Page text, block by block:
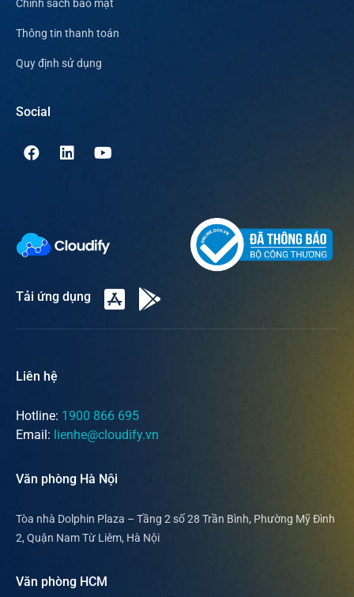
Chính sách bảo mật
Thông tin thanh toán
Quy định sử dụng
Social
Tải ứng dụng
Liên hệ
Hotline: 1900 866 695
Email: lienhe@cloudify.vn
Văn phòng Hà Nội
Tòa nhà Dolphin Plaza – Tầng 2 số 28 Trần Bình, Phường Mỹ Đình
2, Quận Nam Từ Liêm, Hà Nội
Văn phòng HCM